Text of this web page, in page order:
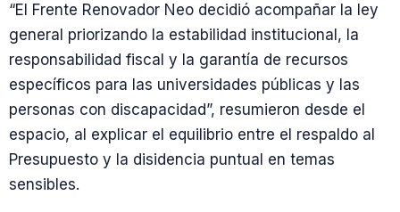
“El Frente Renovador Neo decidió acompañar la ley
general priorizando la estabilidad institucional, la
responsabilidad fiscal y la garantía de recursos
específicos para las universidades públicas y las
personas con discapacidad”, resumieron desde el
espacio, al explicar el equilibrio entre el respaldo al
Presupuesto y la disidencia puntual en temas
sensibles.